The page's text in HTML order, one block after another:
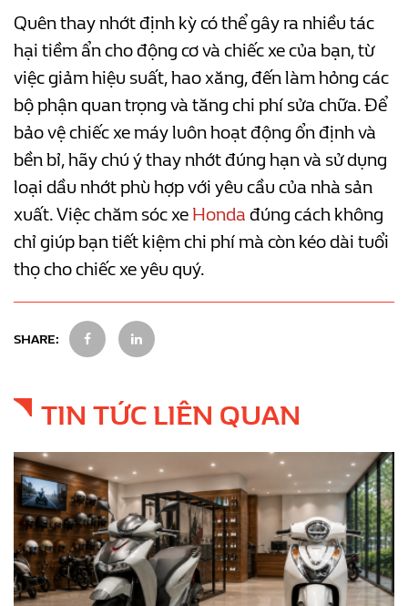
Quên thay nhớt định kỳ có thể gây ra nhiều tác
hại tiềm ẩn cho động cơ và chiếc xe của bạn, từ
việc giảm hiệu suất, hao xăng, đến làm hỏng các
bộ phận quan trọng và tăng chi phí sửa chữa. Để
bảo vệ chiếc xe máy luôn hoạt động ổn định và
bền bỉ, hãy chú ý thay nhớt đúng hạn và sử dụng
loại dầu nhớt phù hợp với yêu cầu của nhà sản
xuất. Việc chăm sóc xe Honda đúng cách không
chỉ giúp bạn tiết kiệm chi phí mà còn kéo dài tuổi
thọ cho chiếc xe yêu quý.
SHARE:
TIN TỨC LIÊN QUAN